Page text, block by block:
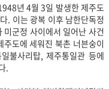
년 4월 3일 발생한 제주도
. 이는 광복 이후 남한단독정
군정 사이에서 일어난 사건
도에 세워진 북촌 너븐숭이
불사리탑, 제주통일관 등에
.